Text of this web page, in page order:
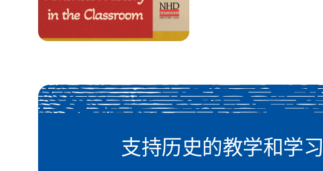
支持历史的教学和学习